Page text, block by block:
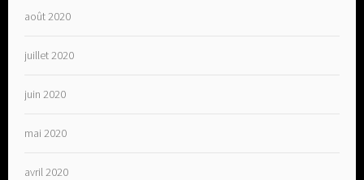
août 2020
juillet 2020
juin 2020
mai 2020
avril 2020